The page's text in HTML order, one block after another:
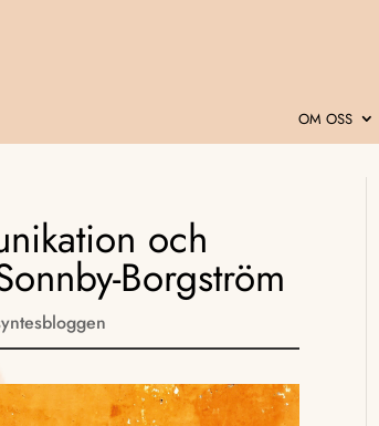
OM OSS
och
Borgström